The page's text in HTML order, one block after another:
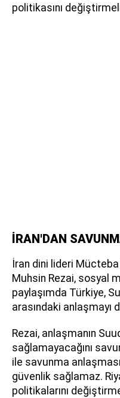
politikasını
İRAN'DAN
İran dini lideri Mücteba
Muhsin Rezai, sosyal
paylaşımda Türkiye,
arasındaki anlaşmayı
Rezai, anlaşmanın
sağlamayacağını
ile savunma
güvenlik sağlamaz.
politikalarını